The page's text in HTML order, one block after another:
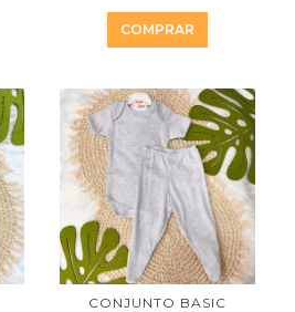
COMPRAR
CONJUNTO BASIC